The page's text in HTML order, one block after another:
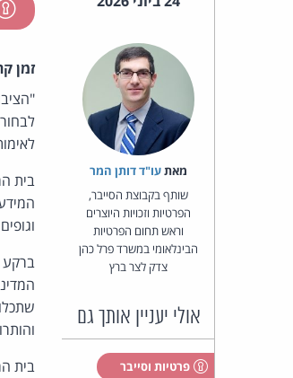
מאת‏עו"ד דותן המר
שותף בקבוצת הסייבר,
הפרטיות וזכויות היוצרים
וראש תחום הפרטיות
הבינלאומי במשרד פרל כהן
צדק לצר ברץ
אולי יעניין אותך גם
פרטיות וסייבר
זמן
בית